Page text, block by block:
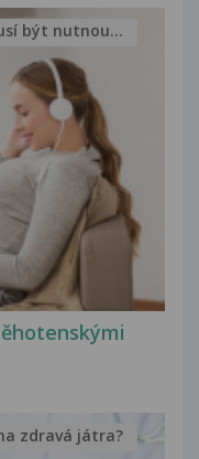
být nutnou...
zdravá játra?